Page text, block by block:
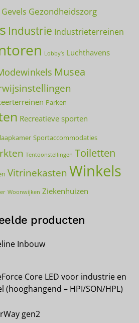
Gevels Gezondheidszorg
Industrie Industrieterreinen
Lobby’s Luchthavens
Musea
Parken
Recreatieve sporten
Sportaccommodaties
Tentoonstellingen Toiletten
Vitrinekasten Winkels
Woonwijken Ziekenhuizen
producten
Inbouw
Core LED voor industrie en
(hooghangend – HPI/SON/HPL)
gen2